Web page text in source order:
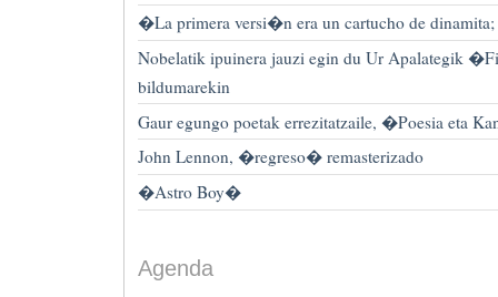
�La primera versi�n era un cartucho de
Nobelatik ipuinera jauzi egin du Ur Apalategik
bildumarekin
Gaur egungo poetak errezitatzaile, �Poesia eta
John Lennon, �regreso� remasterizado
�Astro Boy�
Agenda